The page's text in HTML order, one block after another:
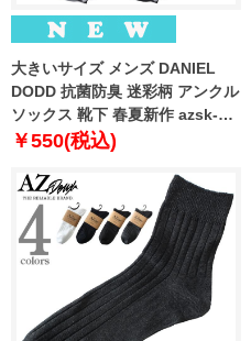
大きいサイズ メンズ DANIEL
DODD 抗菌防臭 迷彩柄 アンクル
ソックス 靴下 春夏新作 azsk-
269011
￥550(税込)